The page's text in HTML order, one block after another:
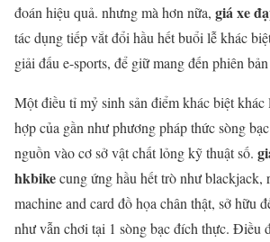
đoán hiệu quả. nhưng mà hơn nữa, giá xe
tác dụng tiếp vắt đổi hầu hết buổi lễ khác
giải đấu e-sports, để giữ mang đến phiên
Một điều tỉ mỷ sinh sản điểm khác biệt khác
hợp của gần như phương pháp thức sòng
nguồn vào cơ sở vật chất lỏng kỹ thuật số.
hkbikecung ứng hầu hết trò như blackjack,
machine and card đồ họa chân thật, sở hữu
như vẫn chơi tại 1 sòng bạc đích thực. Điều